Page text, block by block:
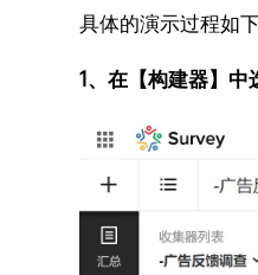
具体的演示过程如
1、在【构建器】中